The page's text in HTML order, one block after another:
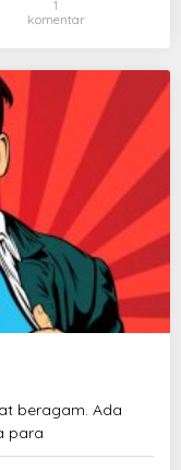
1
komentar
beragam. Ada
para